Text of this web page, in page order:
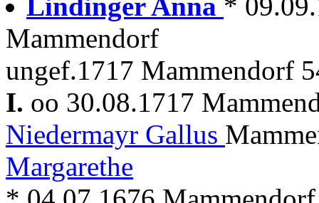
Lindinger Anna *
Mammendorf
ungef.1717 Mammendorf
I. oo 30.08.1717
Niedermayr Gallus
Margarethe